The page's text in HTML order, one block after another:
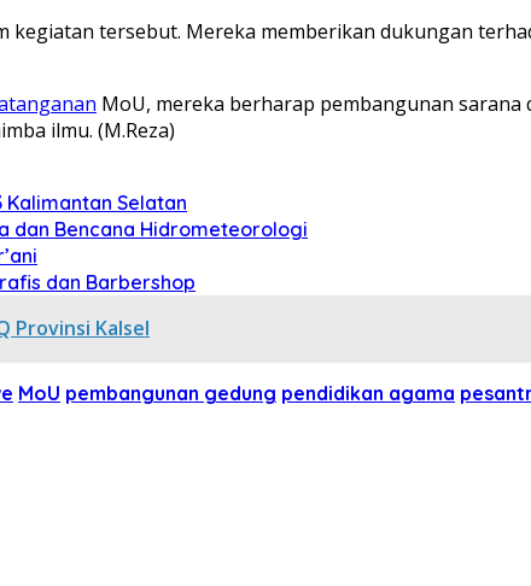
tersebut. Mereka memberikan dukungan
MoU, mereka berharap pembangunan
ilmu. (M.Reza)
Kalimantan Selatan
dan Bencana Hidrometeorologi
dan Barbershop
Provinsi Kalsel
MoU pembangunan gedung pendidikan agama